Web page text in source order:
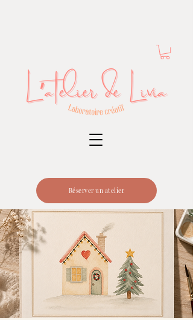
Réserver un atelier